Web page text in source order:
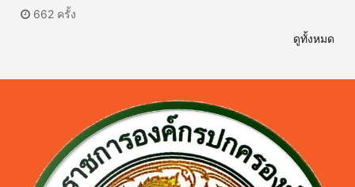
662 ครั้ง
ดูทั้งหมด